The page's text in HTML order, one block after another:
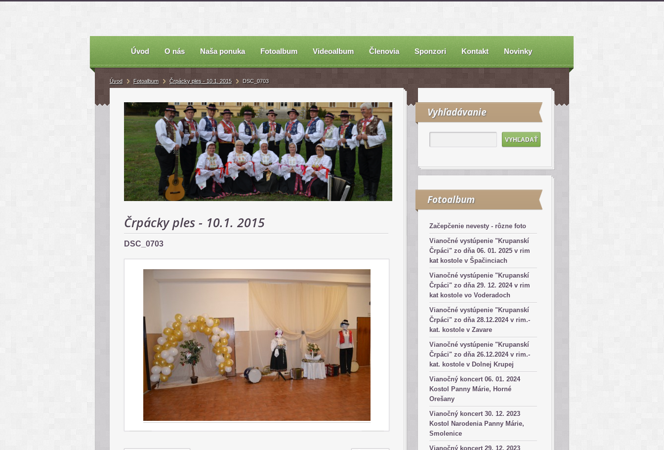
Úvod O nás Naša ponuka Fotoalbum Videoalbum Členovia Sponzori Kontakt Novinky
Vyhľadávanie
Fotoalbum
Začepčenie nevesty - rôzne foto
Vianočné vystúpenie "Krupanskí
Črpáci" zo dňa 06. 01. 2025 v rim
kat kostole v Špačinciach
Vianočné vystúpenie "Krupanskí
Črpáci" zo dňa 29. 12. 2024 v rim
kat kostole vo Voderadoch
Vianočné vystúpenie "Krupanskí
Črpáci" zo dňa 28.12.2024 v rim.-
kat. kostole v Zavare
Vianočné vystúpenie "Krupanskí
Črpáci" zo dňa 26.12.2024 v rim.-
kat. kostole v Dolnej Krupej
Vianočný koncert 06. 01. 2024
Kostol Panny Márie, Horné
Orešany
Vianočný koncert 30. 12. 2023
Kostol Narodenia Panny Márie,
Smolenice
Vianočný koncert 29. 12. 2023
Úvod Fotoalbum Črpácky ples - 10.1. 2015 DSC_0703
Črpácky ples - 10.1. 2015
DSC_0703